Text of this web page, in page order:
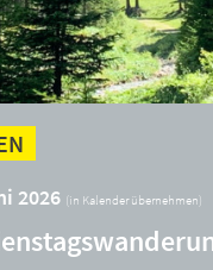
2026 (in Kalender übernehmen)